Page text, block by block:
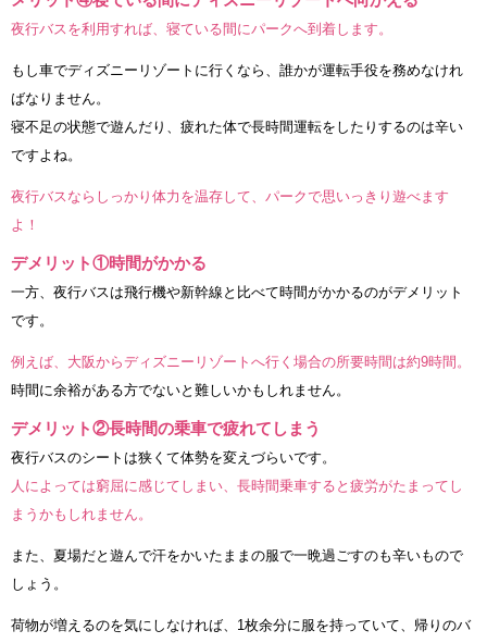
夜行バスを利用すれば、寝ている間にパークへ到着します。
もし車でディズニーリゾートに行くなら、誰かが運転手役を務めなけれ
ばなりません。
寝不足の状態で遊んだり、疲れた体で長時間運転をしたりするのは辛い
ですよね。
夜行バスならしっかり体力を温存して、パークで思いっきり遊べます
よ！
デメリット①時間がかかる
一方、夜行バスは飛行機や新幹線と比べて時間がかかるのがデメリット
です。
例えば、大阪からディズニーリゾートへ行く場合の所要時間は約9時間。
時間に余裕がある方でないと難しいかもしれません。
デメリット②長時間の乗車で疲れてしまう
夜行バスのシートは狭くて体勢を変えづらいです。
人によっては窮屈に感じてしまい、長時間乗車すると疲労がたまってし
まうかもしれません。
また、夏場だと遊んで汗をかいたままの服で一晩過ごすのも辛いもので
しょう。
荷物が増えるのを気にしなければ、1枚余分に服を持っていて、帰りのバ